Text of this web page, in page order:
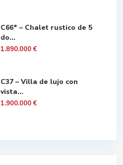
C66* – Chalet rustico de 5
do...
1.890.000 €
C37 – Villa de lujo con
vista...
1.900.000 €